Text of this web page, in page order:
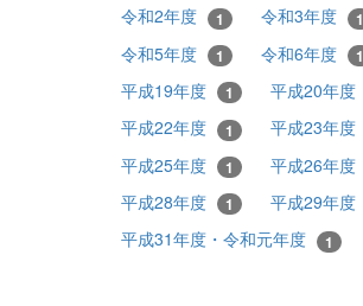
令和2年度 1 令和3年度 1
令和5年度 1 令和6年度 1
平成19年度 1 平成20年度
平成22年度 1 平成23年度
平成25年度 1 平成26年度
平成28年度 1 平成29年度
平成31年度・令和元年度 1